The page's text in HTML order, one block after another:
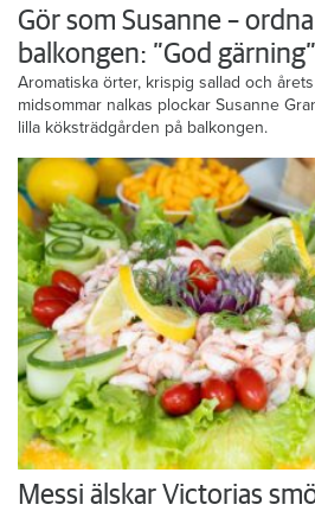
Gör som Susanne –
balkongen: ”God gärning”
Aromatiska örter, krispig sallad och
midsommar nalkas plockar Susanne
lilla köksträdgården på balkongen.
Messi älskar Victorias